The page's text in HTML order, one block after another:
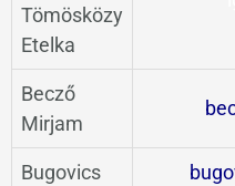
Tömösközy
Etelka
Becző
Mirjam
Bugovics